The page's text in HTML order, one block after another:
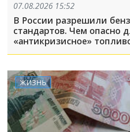
07.08.2026 15:52
В России разрешили
стандартов. Чем опасно
«антикризисное»
ЖИЗНЬ